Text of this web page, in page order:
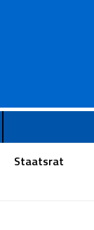
Staatsrat